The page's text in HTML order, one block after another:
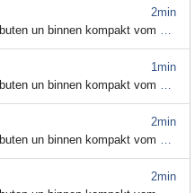
2min
buten un binnen kompakt vom 21. Juli
1min
buten un binnen kompakt vom 20. Juli
2min
buten un binnen kompakt vom 16. Juli
2min